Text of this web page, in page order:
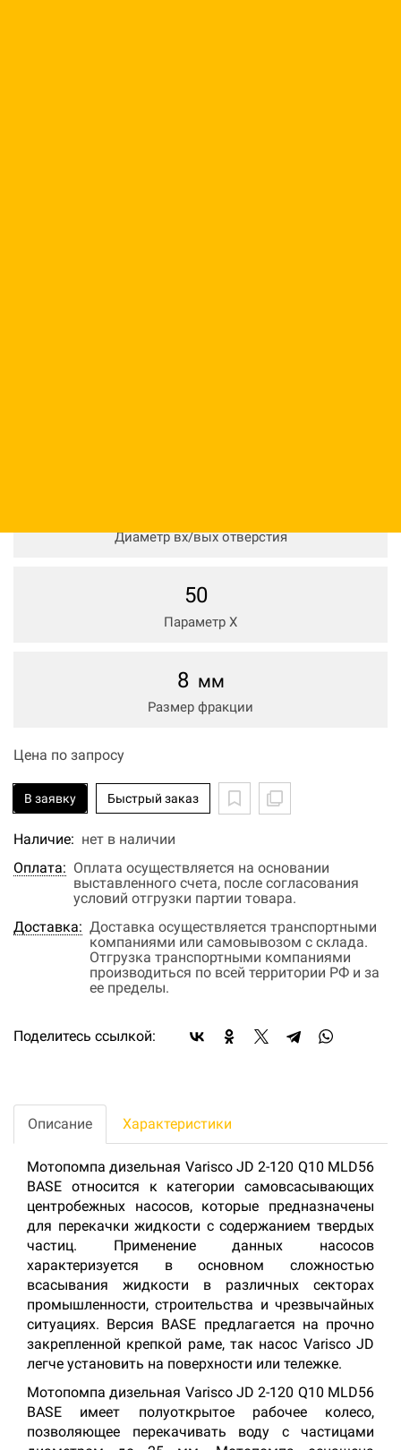
Диаметр вх/вых отверстия
50
Параметр Х
8 мм
Размер фракции
Цена по запросу
В заявку Быстрый заказ
Наличие: нет в наличии
Оплата: Оплата осуществляется на основании
выставленного счета, после согласования
условий отгрузки партии товара.
Доставка: Доставка осуществляется транспортными
компаниями или самовывозом с склада.
Отгрузка транспортными компаниями
производиться по всей территории РФ и за
ее пределы.
Поделитесь ссылкой:
Описание Характеристики
Мотопомпа дизельная Varisco JD 2-120 Q10 MLD56
BASE относится к категории самовсасывающих
центробежных насосов, которые предназначены
для перекачки жидкости с содержанием твердых
частиц. Применение данных насосов
характеризуется в основном сложностью
всасывания жидкости в различных секторах
промышленности, строительства и чрезвычайных
ситуациях. Версия BASE предлагается на прочно
закрепленной крепкой раме, так насос Varisco JD
легче установить на поверхности или тележке.
Мотопомпа дизельная Varisco JD 2-120 Q10 MLD56
BASE имеет полуоткрытое рабочее колесо,
позволяющее перекачивать воду с частицами